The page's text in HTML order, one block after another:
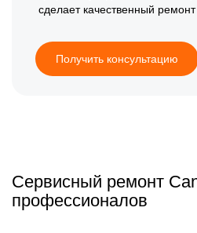
сделает качественный
Получить консультацию
Сервисный ремонт
профессионалов